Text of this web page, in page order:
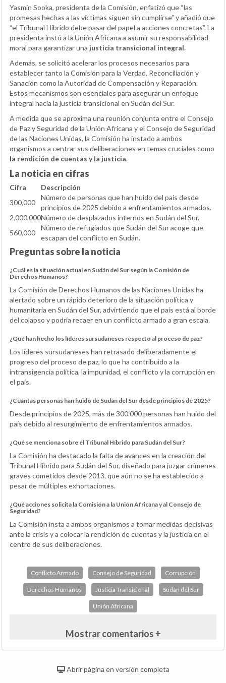
Yasmin Sooka, presidenta de la Comisión, enfatizó que “las
promesas hechas a las víctimas siguen sin cumplirse” y añadió que
“el Tribunal Híbrido debe pasar del papel a acciones concretas”. La
presidenta instó a la Unión Africana a asumir su responsabilidad
moral para garantizar una justicia transicional integral.
Además, se solicitó acelerar los procesos necesarios para
establecer tanto la Comisión para la Verdad, Reconciliación y
Sanación como la Autoridad de Compensación y Reparación.
Estos mecanismos son esenciales para asegurar un enfoque
integral hacia la justicia transicional en Sudán del Sur.
A medida que se aproxima una reunión conjunta entre el Consejo
de Paz y Seguridad de la Unión Africana y el Consejo de Seguridad
de las Naciones Unidas, la Comisión ha instado a ambos
organismos a centrar sus deliberaciones en temas cruciales como
la rendición de cuentas y la justicia.
La noticia en cifras
Cifra
Descripción
300,000
Número de personas que han huido del país desde
principios de 2025 debido a enfrentamientos armados.
2,000,000Número de desplazados internos en Sudán del Sur.
560,000
Número de refugiados que Sudán del Sur acoge que
escapan del conflicto en Sudán.
Preguntas sobre la noticia
¿Cuál es la situación actual en Sudán del Sur según la Comisión de
Derechos Humanos?
La Comisión de Derechos Humanos de las Naciones Unidas ha
alertado sobre un rápido deterioro de la situación política y
humanitaria en Sudán del Sur, advirtiendo que el país está al borde
del colapso y podría recaer en un conflicto armado a gran escala.
¿Qué han hecho los líderes sursudaneses respecto al proceso de paz?
Los líderes sursudaneses han retrasado deliberadamente el
progreso del proceso de paz, lo que ha contribuido a la
intransigencia política, la impunidad, el conflicto y la corrupción en
el país.
¿Cuántas personas han huido de Sudán del Sur desde principios de 2025?
Desde principios de 2025, más de 300.000 personas han huido del
país debido al resurgimiento de enfrentamientos armados.
¿Qué se menciona sobre el Tribunal Híbrido para Sudán del Sur?
La Comisión ha destacado la falta de avances en la creación del
Tribunal Híbrido para Sudán del Sur, diseñado para juzgar crímenes
graves cometidos desde 2013, que aún no se ha establecido a
pesar de múltiples exhortaciones.
¿Qué acciones solicita la Comisión a la Unión Africana y al Consejo de
Seguridad?
La Comisión insta a ambos organismos a tomar medidas decisivas
ante la crisis y a colocar la rendición de cuentas y la justicia en el
centro de sus deliberaciones.
Conflicto Armado Consejo de Seguridad Corrupción
Derechos Humanos Justicia Transicional Sudán del Sur
Unión Africana
Mostrar comentarios +
Abrir página en versión completa